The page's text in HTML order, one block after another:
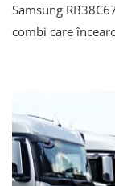
Samsung
combi care